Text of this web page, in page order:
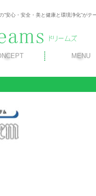
安心・安全・美と健康と環境浄化”がテ
MENU